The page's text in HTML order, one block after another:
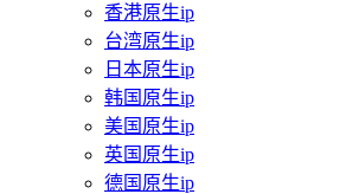
香港原生ip
台湾原生ip
日本原生ip
韩国原生ip
美国原生ip
英国原生ip
德国原生ip